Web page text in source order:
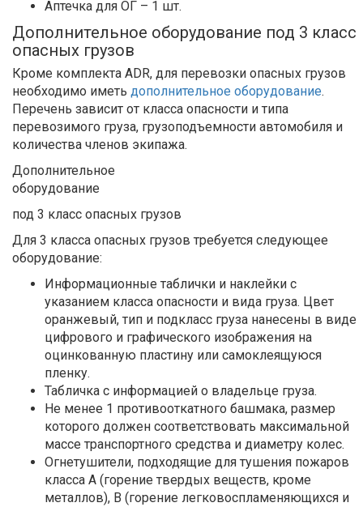
Аптечка для ОГ – 1 шт.
Дополнительное оборудование под 3 класс
опасных грузов
Кроме комплекта ADR, для перевозки опасных грузов
необходимо иметь дополнительное оборудование.
Перечень зависит от класса опасности и типа
перевозимого груза, грузоподъемности автомобиля и
количества членов экипажа.
Дополнительное
оборудование
под 3 класс опасных грузов
Для 3 класса опасных грузов требуется следующее
оборудование:
Информационные таблички и наклейки с
указанием класса опасности и вида груза. Цвет
оранжевый, тип и подкласс груза нанесены в виде
цифрового и графического изображения на
оцинкованную пластину или самоклеящуюся
пленку.
Табличка с информацией о владельце груза.
Не менее 1 противооткатного башмака, размер
которого должен соответствовать максимальной
массе транспортного средства и диаметру колес.
Огнетушители, подходящие для тушения пожаров
класса А (горение твердых веществ, кроме
металлов), В (горение легковоспламеняющихся и